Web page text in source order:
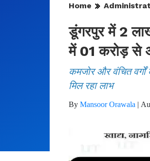
Home
डूंगरपुर में 2
में 01 करोड़ से
कमजोर और वंचित
मिल रहा लाभ
By Mansoor Orawala |